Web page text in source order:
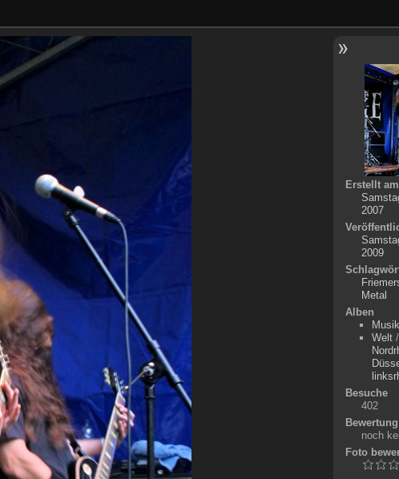
Erstellt am
2007
2009
Metal
Alben
Welt/
Besuche
402
Bewertung
noch
Foto